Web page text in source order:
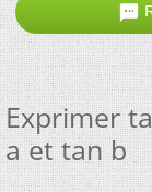

Exprimer
a et tan b